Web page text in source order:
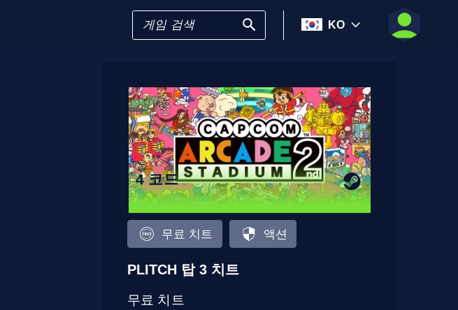
KO
4 코드
무료 치트 액션
PLITCH 탑 3 치트
무료 치트